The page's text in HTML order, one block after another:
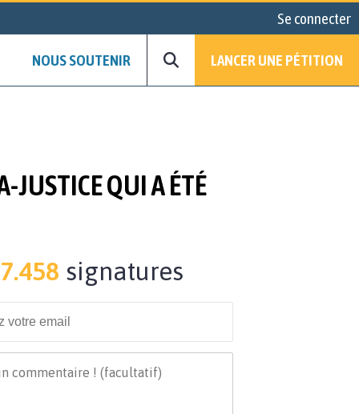
Se connecter
NOUS SOUTENIR LANCER UNE PÉTITION
JUSTICE QUI A ÉTÉ
signatures